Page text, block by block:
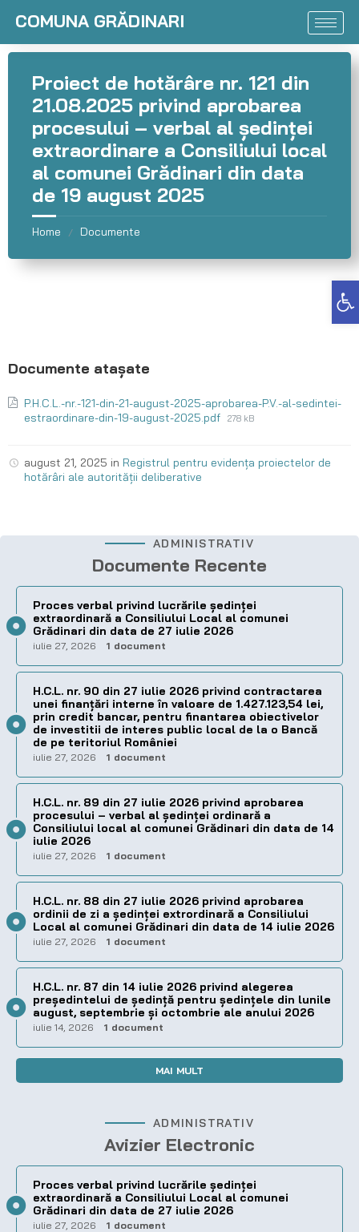
Deschide bara de unelte
COMUNA GRĂDINARI
Proiect de hotărâre nr. 121 din
21.08.2025 privind aprobarea
procesului – verbal al şedinţei
extraordinare a Consiliului local
al comunei Grădinari din data
de 19 august 2025
Home / Documente
P.H.C.L.-nr.-121-din-21-august-2025-aprobarea-P.V.-al-sedintei-
estraordinare-din-19-august-2025.pdf
278 kB
august 21, 2025 in Registrul pentru evidența proiectelor de
hotărâri ale autorității deliberative
ADMINISTRATIV
Documente Recente
Proces verbal privind lucrările ședinței
extraordinară a Consiliului Local al comunei
Grădinari din data de 27 iulie 2026
iulie 27, 2026 1 document
H.C.L. nr. 90 din 27 iulie 2026 privind contractarea
unei finanțări interne în valoare de 1.427.123,54 lei,
prin credit bancar, pentru finantarea obiectivelor
de investitii de interes public local de la o Bancă
de pe teritoriul României
iulie 27, 2026 1 document
H.C.L. nr. 89 din 27 iulie 2026 privind aprobarea
procesului – verbal al şedinţei ordinară a
Consiliului local al comunei Grădinari din data de 14
iulie 2026
iulie 27, 2026 1 document
H.C.L. nr. 88 din 27 iulie 2026 privind aprobarea
ordinii de zi a şedinţei extrordinară a Consiliului
Local al comunei Grădinari din data de 14 iulie 2026
iulie 27, 2026 1 document
H.C.L. nr. 87 din 14 iulie 2026 privind alegerea
preşedintelui de şedinţă pentru ședințele din lunile
august, septembrie și octombrie ale anului 2026
iulie 14, 2026 1 document
MAI MULT
ADMINISTRATIV
Avizier Electronic
Proces verbal privind lucrările ședinței
extraordinară a Consiliului Local al comunei
Grădinari din data de 27 iulie 2026
iulie 27, 2026 1 document